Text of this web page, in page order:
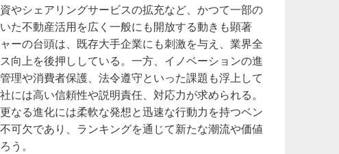
やシェアリングサービスの拡充など、かつて一部の
た不動産活用を広く一般にも開放する動きも顕著
ーの台頭は、既存大手企業にも刺激を与え、業界全
向上を後押ししている。一方、イノベーションの進
理や消費者保護、法令遵守といった課題も浮上して
には高い信頼性や説明責任、対応力が求められる。
なる進化には柔軟な発想と迅速な行動力を持つベン
可欠であり、ランキングを通じて新たな潮流や価値
う。